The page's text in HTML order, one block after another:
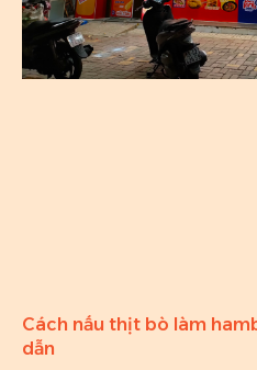
Cách nấu thịt bò làm
dẫn